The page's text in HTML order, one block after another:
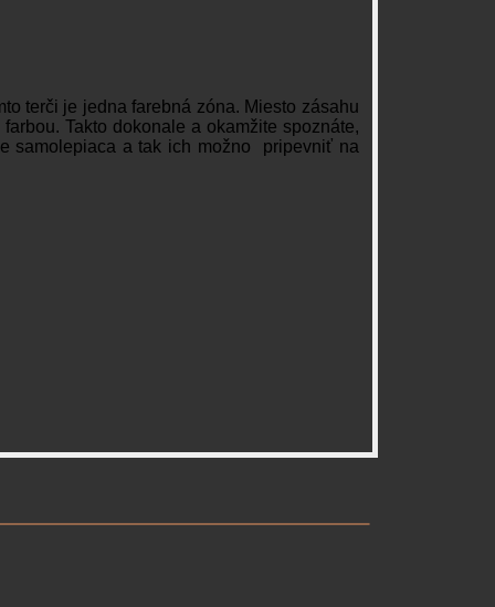
terči je jedna farebná zóna. Miesto zásahu
Takto dokonale a okamžite spoznáte,
samolepiaca a tak ich možno pripevniť na